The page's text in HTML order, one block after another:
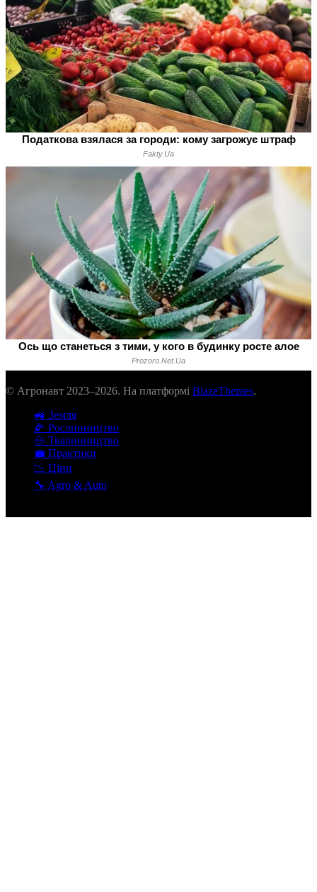
© Агронавт 2023–2026. На платформі BlazeThemes.
🚜 Земля
🌽 Рослинництво
🐽 Тваринництво
💼 Практики
📉 Ціни
🔧 Agro & Auto